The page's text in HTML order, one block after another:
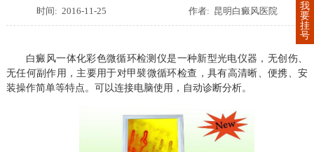
时间: 2016-11-25 作者: 昆明白癜风医院
白癜风一体化彩色微循环检测仪是一种新型光电仪器，无创伤、
无任何副作用，主要用于对甲襞微循环检查，具有高清晰、便携、安
装操作简单等特点。可以连接电脑使用，自动诊断分析。
我
要
挂
号